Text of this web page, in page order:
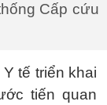
Cấp cứu
tế triển khai
tiến quan